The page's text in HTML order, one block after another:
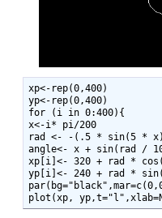
xp<-rep(0,400)
yp<-rep(0,400)
for (i in 0:400){
x<-i* pi/200
rad <- -(.5 * sin(5 *
angle<- x + sin(rad /
xp[i]<- 320 + rad *
yp[i]<- 240 + rad *
plot(xp,